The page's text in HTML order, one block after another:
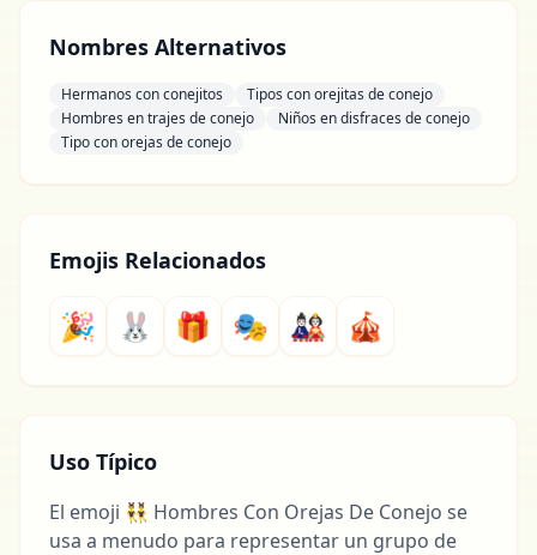
Nombres Alternativos
Hermanos con conejitos
Tipos con orejitas de conejo
Hombres en trajes de conejo
Niños en disfraces de conejo
Tipo con orejas de conejo
Emojis Relacionados
🎉 🐰 🎁 🎭 🎎 🎪
Uso Típico
El emoji 👯‍♂️ Hombres Con Orejas De Conejo se
usa a menudo para representar un grupo de